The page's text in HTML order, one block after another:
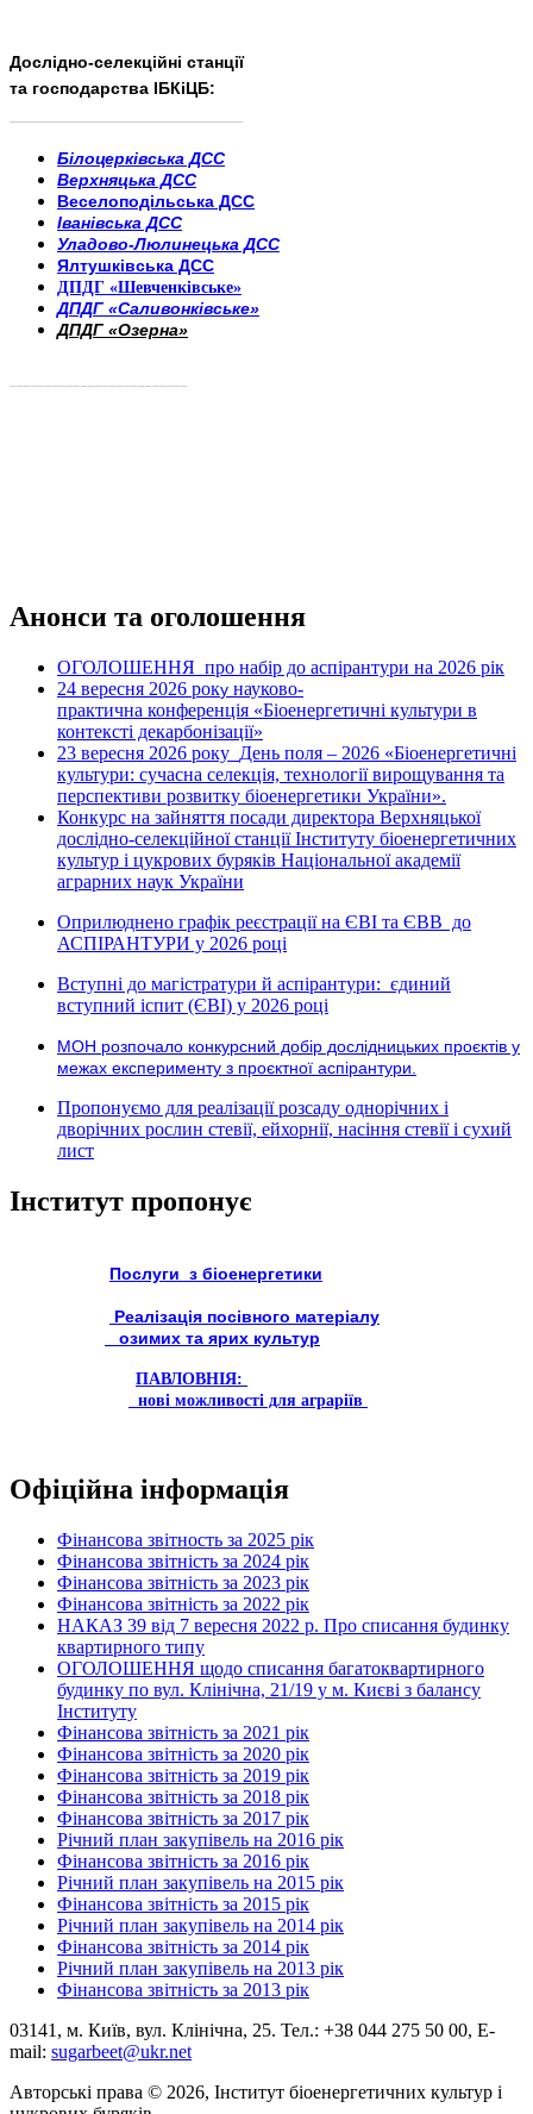
Дослідно-селекційні станції
та господарства ІБКіЦБ:
Білоцерківська ДСС
Верхняцька ДСС
Веселоподільська ДСС
Іванівська ДСС
Уладово-Люлинецька ДСС
Ялтушківська ДСС
ДПДГ «Шевченківське»
ДПДГ «Саливонківське»
ДПДГ «Озерна»
Анонси та оголошення
ОГОЛОШЕННЯ про набір до аспірантури на 2026 рік
24 вересня 2026 року науково-
практична конференція «Біоенергетичні культури в
контексті декарбонізації»
23 вересня 2026 року День поля – 2026 «Біоенергетичні
культури: сучасна селекція, технології вирощування та
перспективи розвитку біоенергетики України».
Конкурс на зайняття посади директора Верхняцької
дослідно-селекційної станції Інституту біоенергетичних
культур і цукрових буряків Національної академії
аграрних наук України
Оприлюднено графік реєстрації на ЄВІ та ЄВВ до
АСПІРАНТУРИ у 2026 році
Вступні до магістратури й аспірантури: єдиний
вступний іспит (ЄВІ) у 2026 році
МОН розпочало конкурсний добір дослідницьких проєктів у
межах експерименту з проєктної аспірантури.
Пропонуємо для реалізації розсаду однорічних і
дворічних рослин стевії, ейхорнії, насіння стевії і сухий
лист
Інститут пропонує
Послуги з біоенергетики
Реалізація посівного матеріалу
озимих та ярих культур
ПАВЛОВНІЯ:
нові можливості для аграріїв
Офіційна інформація
Фінансова звітность за 2025 рік
Фінансова звітність за 2024 рік
Фінансова звітність за 2023 рік
Фінансова звітність за 2022 рік
НАКАЗ 39 від 7 вересня 2022 р. Про списання будинку
квартирного типу
ОГОЛОШЕННЯ щодо списання багатоквартирного
будинку по вул. Клінічна, 21/19 у м. Києві з балансу
Інституту
Фінансова звітність за 2021 рік
Фінансова звітність за 2020 рік
Фінансова звітність за 2019 рік
Фінансова звітність за 2018 рік
Фінансова звітність за 2017 рік
Річний план закупівель на 2016 рік
Фінансова звітність за 2016 рік
Річний план закупівель на 2015 рік
Фінансова звітність за 2015 рік
Річний план закупівель на 2014 рік
Фінансова звітність за 2014 рік
Річний план закупівель на 2013 рік
Фінансова звітність за 2013 рік
03141, м. Київ, вул. Клінічна, 25. Тел.: +38 044 275 50 00, E-
mail: sugarbeet@ukr.net
Авторські права © 2026, Інститут біоенергетичних культур і